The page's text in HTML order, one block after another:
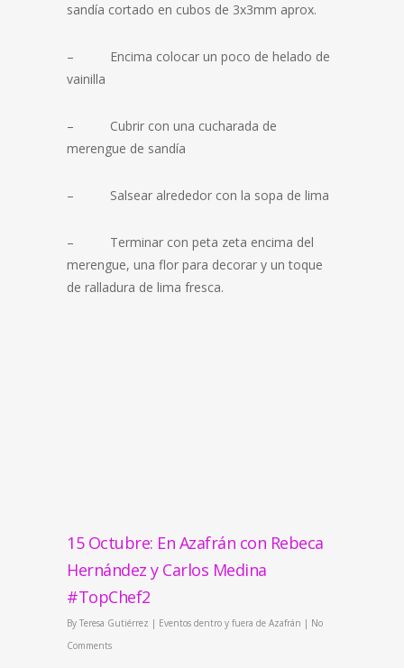
sandía cortado en cubos de 3x3mm aprox.
– Encima colocar un poco de helado de
vainilla
– Cubrir con una cucharada de
merengue de sandía
– Salsear alrededor con la sopa de lima
– Terminar con peta zeta encima del
merengue, una flor para decorar y un toque
de ralladura de lima fresca.
15 Octubre: En Azafrán con Rebeca
Hernández y Carlos Medina
#TopChef2
By Teresa Gutiérrez | Eventos dentro y fuera de Azafrán | No
Comments